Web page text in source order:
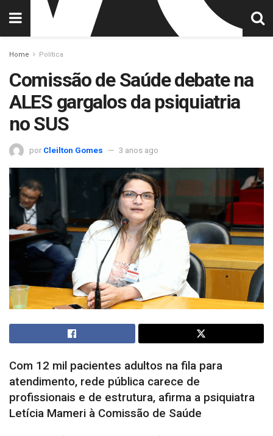
Home Política
Comissão de Saúde debate na
ALES gargalos da psiquiatria
no SUS
por Cleilton Gomes 3 anos ago
Com 12 mil pacientes adultos na fila para
atendimento, rede pública carece de
profissionais e de estrutura, afirma a psiquiatra
Letícia Mameri à Comissão de Saúde